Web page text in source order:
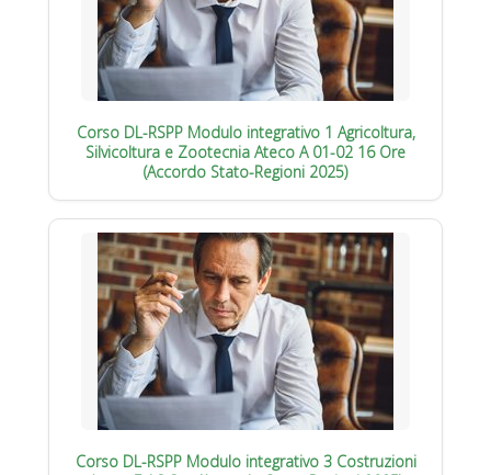
Corso DL-RSPP Modulo integrativo 1 Agricoltura,
Silvicoltura e Zootecnia Ateco A 01-02 16 Ore
(Accordo Stato-Regioni 2025)
Corso DL-RSPP Modulo integrativo 3 Costruzioni